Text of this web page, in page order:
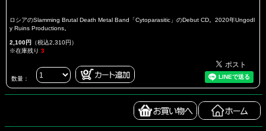
ロシアのSlamming Brutal Death Metal Band「Cytoparasitic」のDebut CD。2020年Ungodl
y Ruins Productions。
2,100円 （税込2,310円）
※在庫残り 3
数量：